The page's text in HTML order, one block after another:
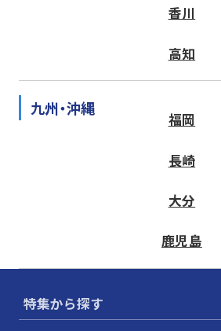
香川
高知
九州・沖縄
福岡
長崎
大分
鹿児島
特集から探す